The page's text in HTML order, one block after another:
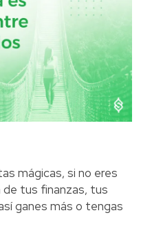
mágicas, si no eres
de tus finanzas, tus
ganes más o tengas